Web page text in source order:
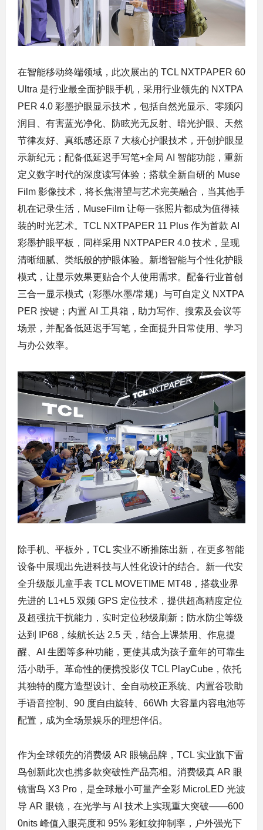
在智能移动终端领域，此次展出的 TCL NXTPAPER 60
Ultra 是行业最全面护眼手机，采用行业领先的 NXTPA
PER 4.0 彩墨护眼显示技术，包括自然光显示、零频闪
润目、有害蓝光净化、防眩光无反射、暗光护眼、天然
节律友好、真纸感还原 7 大核心护眼技术，开创护眼显
示新纪元；配备低延迟手写笔+全局 AI 智能功能，重新
定义数字时代的深度读写体验；搭载全新自研的 Muse
Film 影像技术，将长焦潜望与艺术完美融合，当其他手
机在记录生活，MuseFilm 让每一张照片都成为值得裱
装的时光艺术。TCL NXTPAPER 11 Plus 作为首款 AI
彩墨护眼平板，同样采用 NXTPAPER 4.0 技术，呈现
清晰细腻、类纸般的护眼体验。新增智能与个性化护眼
模式，让显示效果更贴合个人使用需求。配备行业首创
三合一显示模式（彩墨/水墨/常规）与可自定义 NXTPA
PER 按键；内置 AI 工具箱，助力写作、搜索及会议等
场景，并配备低延迟手写笔，全面提升日常使用、学习
与办公效率。
除手机、平板外，TCL 实业不断推陈出新，在更多智能
设备中展现出先进科技与人性化设计的结合。新一代安
全升级版儿童手表 TCL MOVETIME MT48，搭载业界
先进的 L1+L5 双频 GPS 定位技术，提供超高精度定位
及超强抗干扰能力，实时定位秒级刷新；防水防尘等级
达到 IP68，续航长达 2.5 天，结合上课禁用、作息提
醒、AI 生图等多种功能，更使其成为孩子童年的可靠生
活小助手。革命性的便携投影仪 TCL PlayCube，依托
其独特的魔方造型设计、全自动校正系统、内置谷歌助
手语音控制、90 度自由旋转、66Wh 大容量内容电池等
配置，成为全场景娱乐的理想伴侣。
作为全球领先的消费级 AR 眼镜品牌，TCL 实业旗下雷
鸟创新此次也携多款突破性产品亮相。消费级真 AR 眼
镜雷鸟 X3 Pro，是全球最小可量产全彩 MicroLED 光波
导 AR 眼镜，在光学与 AI 技术上实现重大突破——600
0nits 峰值入眼亮度和 95% 彩虹纹抑制率，户外强光下